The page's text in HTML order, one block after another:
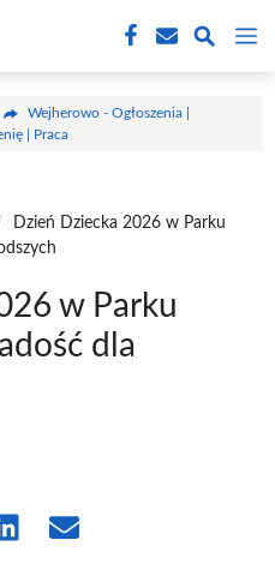
Wejherowo - Ogłoszenia |
| Praca
Dzień Dziecka 2026 w Parku
w Parku
dla
Share Share